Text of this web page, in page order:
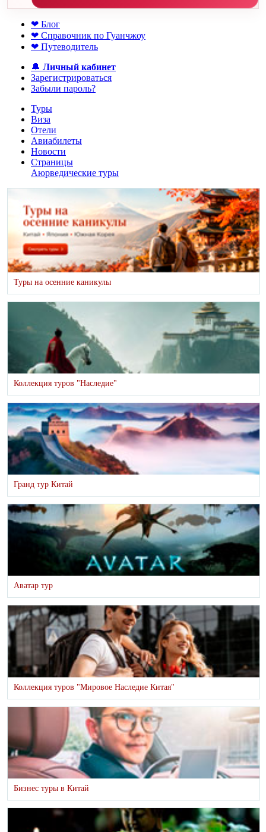
❤ Блог
❤ Справочник по Гуанчжоу
❤ Путеводитель
🔔 Личный кабинет
Зарегистрироваться
Забыли пароль?
Туры
Виза
Отели
Авиабилеты
Новости
Страницы
Аюрведические туры
Туры на осенние каникулы
Коллекция туров "Наследие"
Гранд тур Китай
Аватар тур
Коллекция туров "Мировое Наследие Китая"
Бизнес туры в Китай